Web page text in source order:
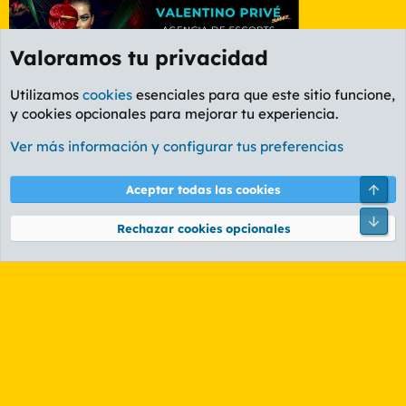
Foro General
Cookies
PL OLDSTYLE AMARILLO
Términos y reglas Política de privacidad Ayuda
Community platform by XenForo® © 2010-2026 XenForo Ltd.
Valoramos tu privacidad
Utilizamos cookies esenciales para que este sitio funcione,
y cookies opcionales para mejorar tu experiencia.
Ver más información y configurar tus preferencias
Aceptar todas las cookies
Rechazar cookies opcionales
Pie